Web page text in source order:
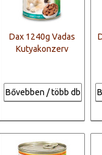
Dax 1240g Vadas
Kutyakonzerv
Bővebben / több db